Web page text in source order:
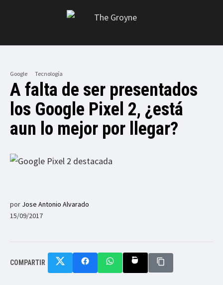
Google Tecnología
A falta de ser presentados
los Google Pixel 2, ¿está
aun lo mejor por llegar?
por Jose Antonio Alvarado
15/09/2017
COMPARTIR